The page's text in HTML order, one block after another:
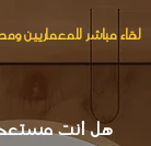
لقاء مباشر للمعماريين
هل أنت مستعد